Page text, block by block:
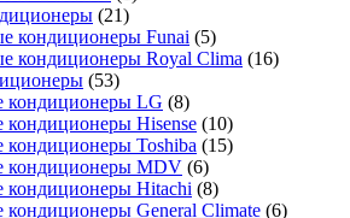
(21)
кондиционеры Funai (5)
кондиционеры Royal Clima (16)
(53)
кондиционеры LG (8)
кондиционеры Hisense (10)
кондиционеры Toshiba (15)
кондиционеры MDV (6)
кондиционеры Hitachi (8)
кондиционеры General Climate (6)